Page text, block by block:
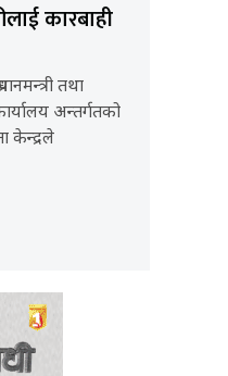
कारबाही
तथा
अन्तर्गतको
केन्द्रले